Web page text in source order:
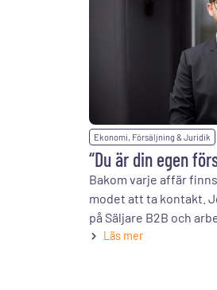
Ekonomi, Försäljning & Juridik
“Du är din egen
Bakom varje affär
modet att ta kontakt.
på Säljare B2B och
Läs mer